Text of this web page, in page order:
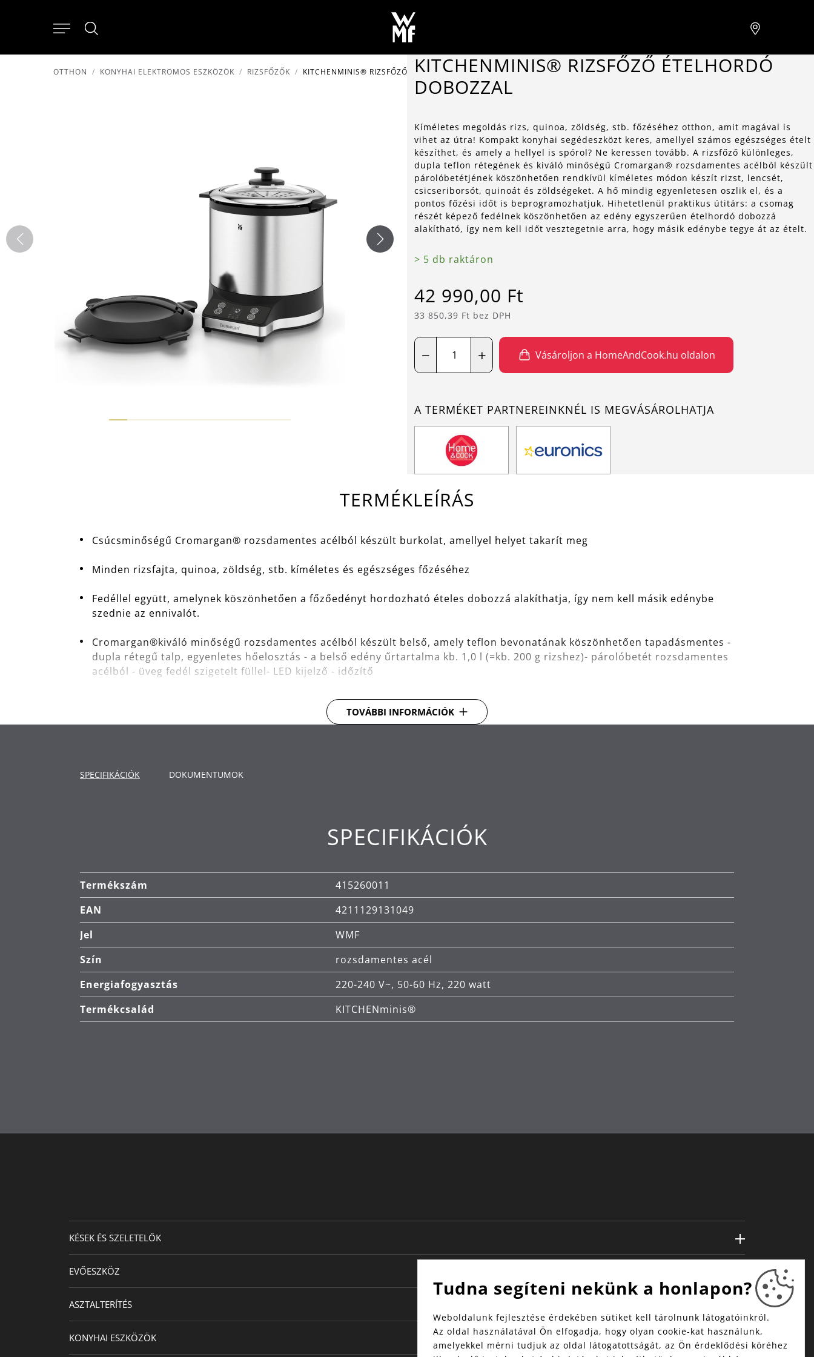
OTTHON KONYHAI ELEKTROMOS ESZKÖZÖK RIZSFŐZŐK KITCHENMINIS® RIZSFŐZŐ ÉTELHORDÓ DOBOZZALKITCHENMINIS® RIZSFŐZŐ ÉTELHORDÓ
DOBOZZAL
Kíméletes megoldás rizs, quinoa, zöldség, stb. főzéséhez otthon, amit magával is
vihet az útra! Kompakt konyhai segédeszközt keres, amellyel számos egészséges ételt
készíthet, és amely a hellyel is spórol? Ne keressen tovább. A rizsfőző különleges,
dupla teflon rétegének és kiváló minőségű Cromargan® rozsdamentes acélból készült
párolóbetétjének köszönhetően rendkívül kíméletes módon készít rizst, lencsét,
csicseriborsót, quinoát és zöldségeket. A hő mindig egyenletesen oszlik el, és a
pontos főzési időt is beprogramozhatjuk. Hihetetlenül praktikus útitárs: a csomag
részét képező fedélnek köszönhetően az edény egyszerűen ételhordó dobozzá
alakítható, így nem kell időt vesztegetnie arra, hogy másik edénybe tegye át az ételt.
> 5 db raktáron
42 990,00 Ft
33 850,39 Ft bez DPH
+
− Vásároljon a HomeAndCook.hu oldalon
A TERMÉKET PARTNEREINKNÉL IS MEGVÁSÁROLHATJA
TERMÉKLEÍRÁS
Csúcsminőségű Cromargan® rozsdamentes acélból készült burkolat, amellyel helyet takarít meg
Minden rizsfajta, quinoa, zöldség, stb. kíméletes és egészséges főzéséhez
Fedéllel együtt, amelynek köszönhetően a főzőedényt hordozható ételes dobozzá alakíthatja, így nem kell másik edénybe
szednie az ennivalót.
Cromargan®kiváló minőségű rozsdamentes acélból készült belső, amely teflon bevonatának köszönhetően tapadásmentes -
dupla rétegű talp, egyenletes hőelosztás - a belső edény űrtartalma kb. 1,0 l (=kb. 200 g rizshez)- párolóbetét rozsdamentes
acélból - üveg fedél szigetelt füllel- LED kijelző - időzítő
Automatikus hőmérséklettartó funkció (40 perc)
TOVÁBBI INFORMÁCIÓK
SPECIFIKÁCIÓK DOKUMENTUMOK
SPECIFIKÁCIÓK
Termékszám
415260011
EAN
4211129131049
Jel
WMF
Szín
rozsdamentes acél
Energiafogyasztás
220-240 V~, 50-60 Hz, 220 watt
Termékcsalád
KITCHENminis®
KÉSEK ÉS SZELETELŐK
EVŐESZKÖZ
ASZTALTERÍTÉS
KONYHAI ESZKÖZÖK
Tudna segíteni nekünk a honlapon?
Weboldalunk fejlesztése érdekében sütiket kell tárolnunk látogatóinkról.
Az oldal használatával Ön elfogadja, hogy olyan cookie-kat használunk,
amelyekkel mérni tudjuk az oldal látogatottságát, az Ön érdeklődési köréhez